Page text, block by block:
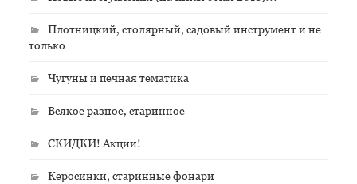
Плотницкий, столярный, садовый инструмент и не
только
Чугуны и печная тематика
Всякое разное, старинное
СКИДКИ! Акции!
Керосинки, старинные фонари